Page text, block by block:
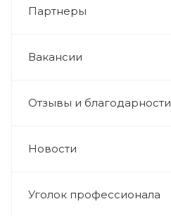
Партнеры
Вакансии
Отзывы и благодарности
Новости
Уголок профессионала